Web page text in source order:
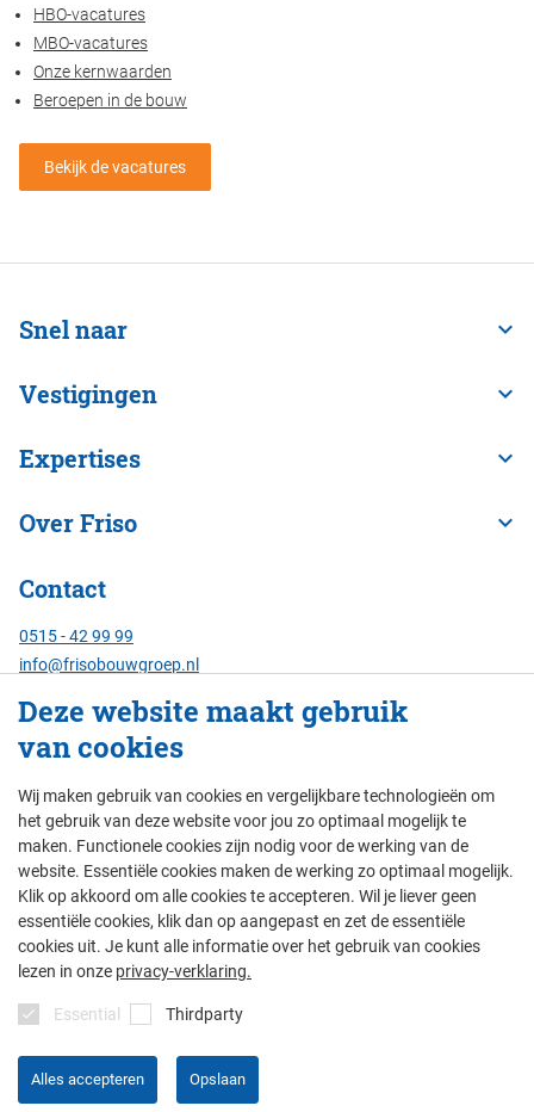
HBO-vacatures
MBO-vacatures
Onze kernwaarden
Beroepen in de bouw
Bekijk de vacatures
Snel naar
Vestigingen
Expertises
Over Friso
Contact
0515 - 42 99 99
info@frisobouwgroep.nl
Servicenummer
088 - 429 00 00
© Friso Bouwgroep 2026
colofon privacy
disclaimer
Deze website maakt gebruik
van cookies
Wij maken gebruik van cookies en vergelijkbare technologieën om
het gebruik van deze website voor jou zo optimaal mogelijk te
maken. Functionele cookies zijn nodig voor de werking van de
website. Essentiële cookies maken de werking zo optimaal mogelijk.
Klik op akkoord om alle cookies te accepteren. Wil je liever geen
essentiële cookies, klik dan op aangepast en zet de essentiële
cookies uit. Je kunt alle informatie over het gebruik van cookies
lezen in onze privacy-verklaring.
Essential Thirdparty
Alles accepteren Opslaan